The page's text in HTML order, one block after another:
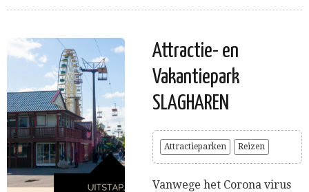
Attractie- en
Vakantiepark
SLAGHAREN
Attractieparken Reizen
Vanwege het Corona virus